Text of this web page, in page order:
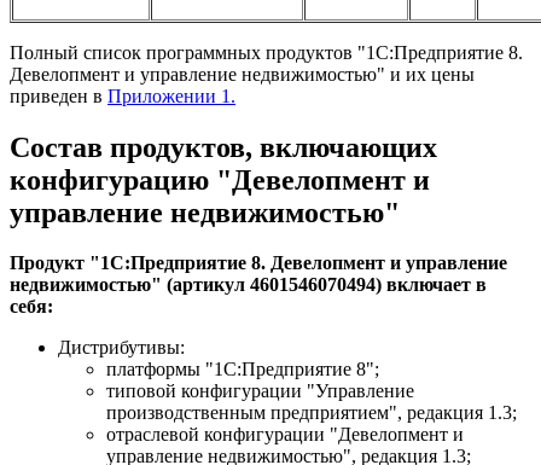
Полный список программных продуктов "1С:Предприятие 8.
Девелопмент и управление недвижимостью" и их цены
приведен в Приложении 1.
Состав продуктов, включающих
конфигурацию "Девелопмент и
управление недвижимостью"
Продукт "1С:Предприятие 8. Девелопмент и управление
недвижимостью" (артикул 4601546070494) включает в
себя:
Дистрибутивы:
платформы "1С:Предприятие 8";
типовой конфигурации "Управление
производственным предприятием", редакция 1.3;
отраслевой конфигурации "Девелопмент и
управление недвижимостью", редакция 1.3;